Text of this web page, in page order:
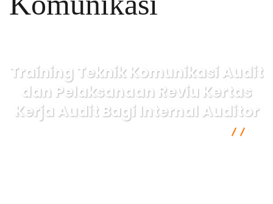
Training Teknik Komunikasi Audit
dan Pelaksanaan Reviu Kertas
Kerja Audit Bagi Internal Auditor